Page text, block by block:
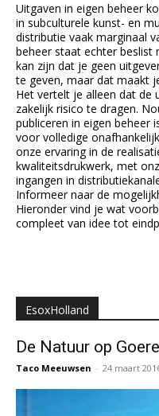
Uitgaven in eigen beheer
in subculturele kunst- en
distributie vaak marginaal
beheer staat echter beslist
kan zijn dat je geen
te geven, maar dat maakt
Het vertelt je alleen dat de
zakelijk risico te dragen.
publiceren in eigen beheer
voor volledige
onze ervaring in de
kwaliteitsdrukwerk, met
ingangen in
Informeer naar de
Hieronder vind je wat
compleet van idee tot
EsoxHolland
De Natuur op
Taco Meeuwsen - 24 maart